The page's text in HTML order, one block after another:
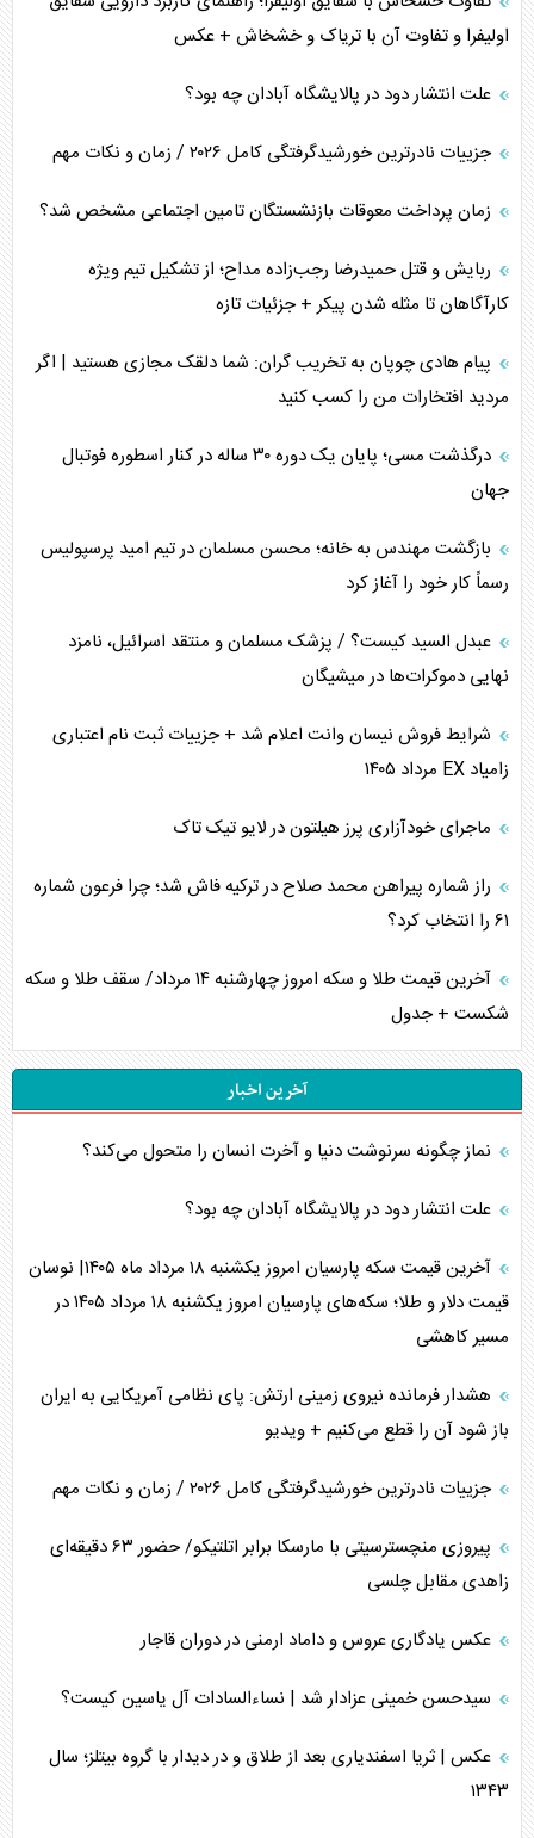
پشت‌پرده خشم ترامپ از رسانه‌های منتقد
چگونه مقاومت صحنه جنگ را تغییر می‌دهد؟
جنگ رمضان و معضل حضور نظامیان آمریکایی
تحلیل جامع پدیده تراستی‌ها
تأثیر جنگ ایران و آمریکا بر اقتصاد جهانی
تخریب پل‌ها در اوکراین و فروپاشی روایت دوگانه غرب
اربعین، کابوس مشترک تل‌آویو-واشنگتن
اولیفرا و تفاوت آن با تریاک و خشخاش + عکس
علت انتشار دود در پالایشگاه آبادان چه بود؟
جزییات نادرترین خورشیدگرفتگی کامل ۲۰۲۶ / زمان و نکات مهم
زمان پرداخت معوقات بازنشستگان تامین اجتماعی مشخص شد؟
ربایش و قتل حمیدرضا رجب‌زاده مداح؛ از تشکیل تیم ویژه
کارآگاهان تا مثله شدن پیکر + جزئیات تازه
پیام هادی چوپان به تخریب گران: شما دلقک مجازی هستید | اگر
مردید افتخارات من را کسب کنید
درگذشت مسی؛ پایان یک دوره ۳۰ ساله در کنار اسطوره فوتبال
جهان
بازگشت مهندس به خانه؛ محسن مسلمان در تیم امید پرسپولیس
رسماً کار خود را آغاز کرد
عبدل السید کیست؟ / پزشک مسلمان و منتقد اسرائیل، نامزد
نهایی دموکرات‌ها در میشیگان
شرایط فروش نیسان وانت اعلام شد + جزییات ثبت نام اعتباری
زامیاد EX مرداد ۱۴۰۵
ماجرای خودآزاری پرز هیلتون در لایو تیک تاک
راز شماره پیراهن محمد صلاح در ترکیه فاش شد؛ چرا فرعون شماره
۶۱ را انتخاب کرد؟
آخرین قیمت طلا و سکه امروز چهارشنبه ۱۴ مرداد/ سقف طلا و سکه
شکست + جدول
آخرین اخبار
نماز چگونه سرنوشت دنیا و آخرت انسان را متحول می‌کند؟
علت انتشار دود در پالایشگاه آبادان چه بود؟
آخرین قیمت سکه پارسیان امروز یکشنبه ۱۸ مرداد ماه ۱۴۰۵| نوسان
قیمت دلار و طلا؛ سکه‌های پارسیان امروز یکشنبه ۱۸ مرداد ۱۴۰۵ در
مسیر کاهشی
هشدار فرمانده نیروی زمینی ارتش: پای نظامی آمریکایی به ایران
باز شود آن را قطع می‌کنیم + ویدیو
جزییات نادرترین خورشیدگرفتگی کامل ۲۰۲۶ / زمان و نکات مهم
پیروزی منچسترسیتی با مارسکا برابر اتلتیکو/ حضور ۶۳ دقیقه‌ای
زاهدی مقابل چلسی
عکس یادگاری عروس و داماد ارمنی در دوران قاجار
سیدحسن خمینی عزادار شد | نساءالسادات آل یاسین کیست؟
عکس | ثریا اسفندیاری بعد از طلاق و در دیدار با گروه بیتلز؛ سال
۱۳۴۳